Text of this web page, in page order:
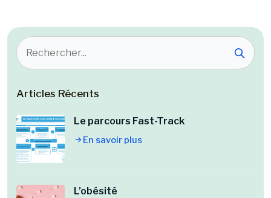
Articles Récents
Le parcours Fast-Track
En savoir plus
L’obésité